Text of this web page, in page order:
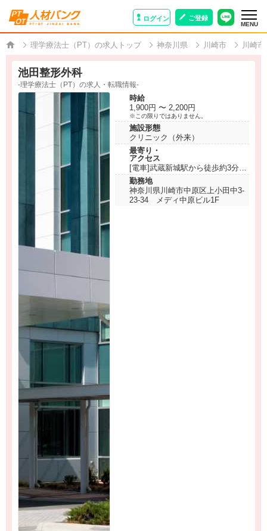
ログイン ご登録
MENU
理学療法士（PT）の求人トップ 神奈川県 川崎市 川崎
池田整形外科
-理学療法士（PT）の求人・転職情報-
時給
1,900円 〜 2,200円
※この限りではありません。
施設形態
クリニック（外来）
最寄り・
アクセス
[電車]武蔵新城駅から徒歩約3分
勤務地
神奈川県川崎市中原区上小田中3-
23-34 メディ中原ビル1F